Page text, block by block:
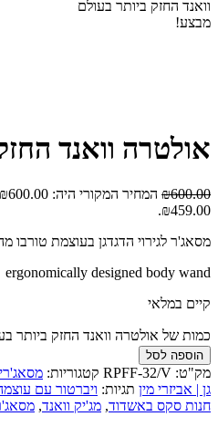
וואנד החזק ביותר בעולם
מבצע!
אולטרה וואנד
₪600.00 המחיר המקורי היה: ₪600.00.
₪459.00.
מסאג'ר לגירוי הדגדגן בעוצמת טורבו
ergonomically designed body wand
קיים במלאי
כמות של אולטרה וואנד החזק ביותר
הוספה לסל
מק"ט: RPFF-32/V קטגוריות:
גן | אביזרי מין תגיות: ויברטור עם
חנות סקס באשדוד, מג'יק וואנד,